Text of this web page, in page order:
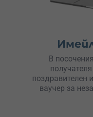
В
поздравителен
ваучер за